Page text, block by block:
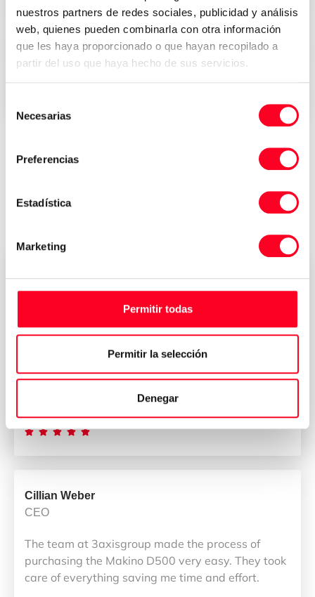
nuestros partners de redes sociales, publicidad y análisis
web, quienes pueden combinarla con otra información
que les haya proporcionado o que hayan recopilado a
partir del uso que haya hecho de sus servicios.
Necesarias
Preferencias
Estadística
Marketing
Permitir todas
Permitir la selección
Denegar
Prezzi interessanti
Sicurezza, fiducia e trasparenza
董雁冰
我公司拥有一支专业而称职的团队。 我们的团队使
DMU 80加工中心的出口过程和CCIC的管理变得简单
购买过程！ 毋庸置疑，我们是您最可靠的合作伙伴。
    
Cillian Weber
CEO
The team at 3axisgroup made the process of
purchasing the Makino D500 very easy. They took
care of everything saving me time and effort.